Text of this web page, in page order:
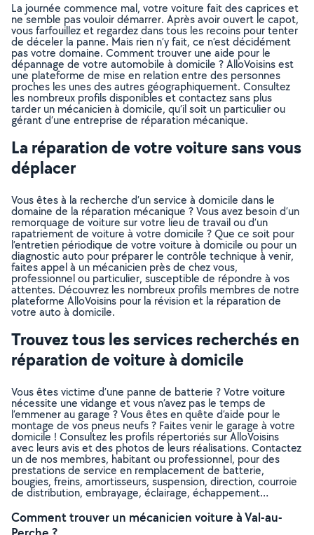
La journée commence mal, votre voiture fait des caprices et
ne semble pas vouloir démarrer. Après avoir ouvert le capot,
vous farfouillez et regardez dans tous les recoins pour tenter
de déceler la panne. Mais rien n’y fait, ce n’est décidément
pas votre domaine. Comment trouver une aide pour le
dépannage de votre automobile à domicile ? AlloVoisins est
une plateforme de mise en relation entre des personnes
proches les unes des autres géographiquement. Consultez
les nombreux profils disponibles et contactez sans plus
tarder un mécanicien à domicile, qu’il soit un particulier ou
gérant d’une entreprise de réparation mécanique.
La réparation de votre voiture sans vous
déplacer
Vous êtes à la recherche d’un service à domicile dans le
domaine de la réparation mécanique ? Vous avez besoin d’un
remorquage de voiture sur votre lieu de travail ou d’un
rapatriement de voiture à votre domicile ? Que ce soit pour
l’entretien périodique de votre voiture à domicile ou pour un
diagnostic auto pour préparer le contrôle technique à venir,
faites appel à un mécanicien près de chez vous,
professionnel ou particulier, susceptible de répondre à vos
attentes. Découvrez les nombreux profils membres de notre
plateforme AlloVoisins pour la révision et la réparation de
votre auto à domicile.
Trouvez tous les services recherchés en
réparation de voiture à domicile
Vous êtes victime d’une panne de batterie ? Votre voiture
nécessite une vidange et vous n’avez pas le temps de
l’emmener au garage ? Vous êtes en quête d’aide pour le
montage de vos pneus neufs ? Faites venir le garage à votre
domicile ! Consultez les profils répertoriés sur AlloVoisins
avec leurs avis et des photos de leurs réalisations. Contactez
un de nos membres, habitant ou professionnel, pour des
prestations de service en remplacement de batterie,
bougies, freins, amortisseurs, suspension, direction, courroie
de distribution, embrayage, éclairage, échappement…
Comment trouver un mécanicien voiture à Val-au-